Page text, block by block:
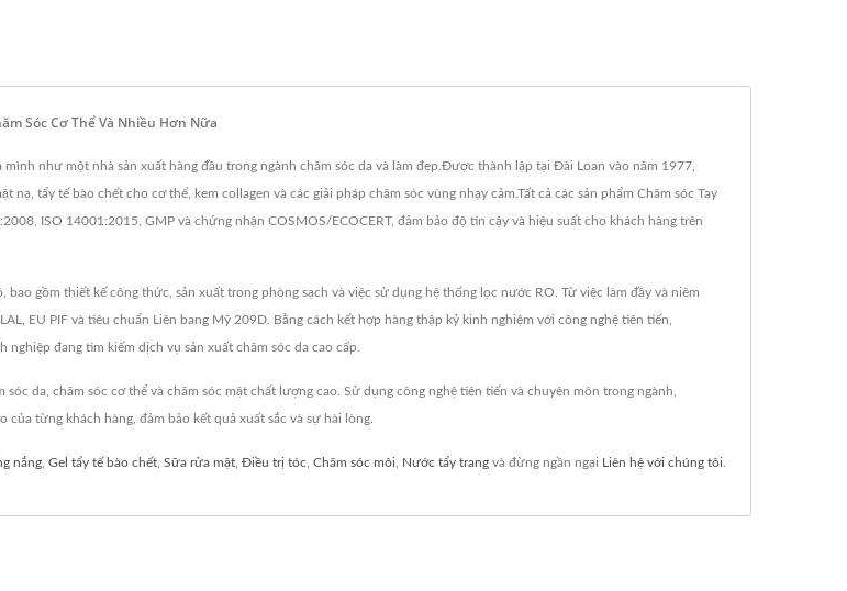
Sóc Cơ Thể Và Nhiều Hơn Nữa
như một nhà sản xuất hàng đầu trong ngành chăm sóc da và làm đẹp.Được thành lập tại Đài Loan vào năm 1977,
tẩy tế bào chết cho cơ thể, kem collagen và các giải pháp chăm sóc vùng nhạy cảm.Tất cả các sản phẩm Chăm sóc Tay
ISO 14001:2015, GMP và chứng nhận COSMOS/ECOCERT, đảm bảo độ tin cậy và hiệu suất cho khách hàng trên
gồm thiết kế công thức, sản xuất trong phòng sạch và việc sử dụng hệ thống lọc nước RO. Từ việc làm đầy và niêm
EU PIF và tiêu chuẩn Liên bang Mỹ 209D. Bằng cách kết hợp hàng thập kỷ kinh nghiệm với công nghệ tiên tiến,
đang tìm kiếm dịch vụ sản xuất chăm sóc da cao cấp.
da, chăm sóc cơ thể và chăm sóc mặt chất lượng cao. Sử dụng công nghệ tiên tiến và chuyên môn trong ngành,
từng khách hàng, đảm bảo kết quả xuất sắc và sự hài lòng.
nắng Gel tẩy tế bào chết Sữa rửa mặt Điều trị tóc Chăm sóc môi Nước tẩy trang và đừng ngần ngại Liên hệ với chúng tôi